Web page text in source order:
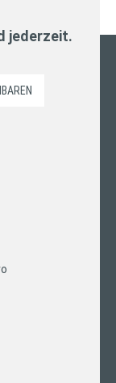
jederzeit.